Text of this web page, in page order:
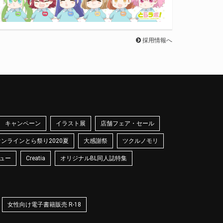
採用情報へ
キャンペーン イラスト展 店舗フェア・セール
ラインとら祭り2020夏 大感謝祭 ツクルノモリ
ー Creatia オリジナルBL同人誌特集
女性向け電子書籍販売 R-18